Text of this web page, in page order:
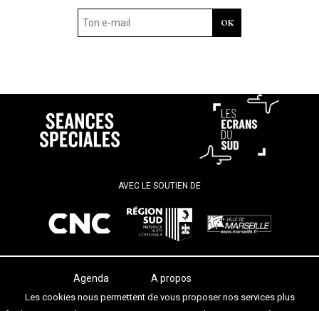
AVEC LE SOUTIEN DE
Agenda
Les salles
Les festivals
A propos
Termes et conditions
Les cookies nous permettent de vous proposer nos services plus